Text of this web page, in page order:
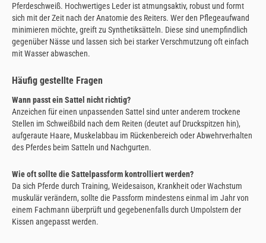
Pferdeschweiß. Hochwertiges Leder ist atmungsaktiv, robust und formt
sich mit der Zeit nach der Anatomie des Reiters. Wer den Pflegeaufwand
minimieren möchte, greift zu Synthetiksätteln. Diese sind unempfindlich
gegenüber Nässe und lassen sich bei starker Verschmutzung oft einfach
mit Wasser abwaschen.
Häufig gestellte Fragen
Wann passt ein Sattel nicht richtig?
Anzeichen für einen unpassenden Sattel sind unter anderem trockene
Stellen im Schweißbild nach dem Reiten (deutet auf Druckspitzen hin),
aufgeraute Haare, Muskelabbau im Rückenbereich oder Abwehrverhalten
des Pferdes beim Satteln und Nachgurten.
Wie oft sollte die Sattelpassform kontrolliert werden?
Da sich Pferde durch Training, Weidesaison, Krankheit oder Wachstum
muskulär verändern, sollte die Passform mindestens einmal im Jahr von
einem Fachmann überprüft und gegebenenfalls durch Umpolstern der
Kissen angepasst werden.